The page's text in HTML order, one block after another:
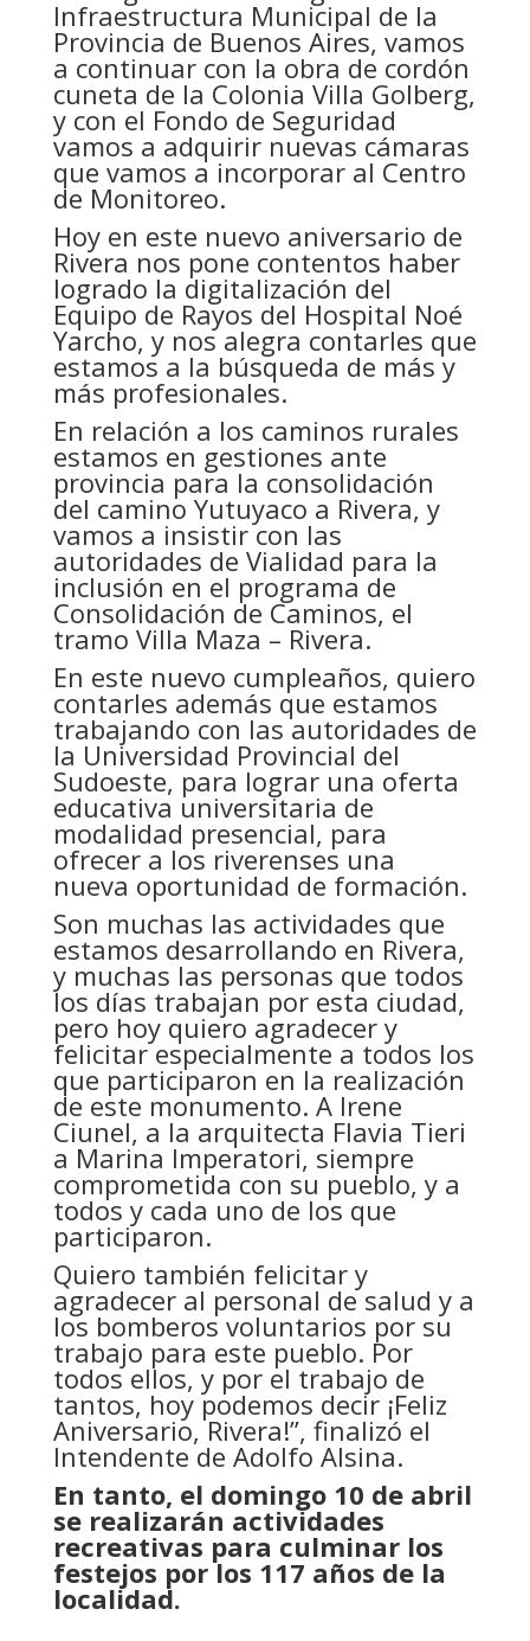
Infraestructura Municipal de la
Provincia de Buenos Aires, vamos
a continuar con la obra de cordón
cuneta de la Colonia Villa Golberg,
y con el Fondo de Seguridad
vamos a adquirir nuevas cámaras
que vamos a incorporar al Centro
de Monitoreo.
Hoy en este nuevo aniversario de
Rivera nos pone contentos haber
logrado la digitalización del
Equipo de Rayos del Hospital Noé
Yarcho, y nos alegra contarles que
estamos a la búsqueda de más y
más profesionales.
En relación a los caminos rurales
estamos en gestiones ante
provincia para la consolidación
del camino Yutuyaco a Rivera, y
vamos a insistir con las
autoridades de Vialidad para la
inclusión en el programa de
Consolidación de Caminos, el
tramo Villa Maza – Rivera.
En este nuevo cumpleaños, quiero
contarles además que estamos
trabajando con las autoridades de
la Universidad Provincial del
Sudoeste, para lograr una oferta
educativa universitaria de
modalidad presencial, para
ofrecer a los riverenses una
nueva oportunidad de formación.
Son muchas las actividades que
estamos desarrollando en Rivera,
y muchas las personas que todos
los días trabajan por esta ciudad,
pero hoy quiero agradecer y
felicitar especialmente a todos los
que participaron en la realización
de este monumento. A Irene
Ciunel, a la arquitecta Flavia Tieri
a Marina Imperatori, siempre
comprometida con su pueblo, y a
todos y cada uno de los que
participaron.
Quiero también felicitar y
agradecer al personal de salud y a
los bomberos voluntarios por su
trabajo para este pueblo. Por
todos ellos, y por el trabajo de
tantos, hoy podemos decir ¡Feliz
Aniversario, Rivera!”, finalizó el
Intendente de Adolfo Alsina.
En tanto, el domingo 10 de abril
se realizarán actividades
recreativas para culminar los
festejos por los 117 años de la
localidad.